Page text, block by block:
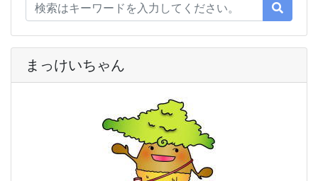
まっけいちゃん